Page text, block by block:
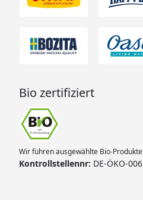
Bio zertifiziert
Wir führen ausgewählte Bio-Produkte
Kontrollstellennr: DE-ÖKO-006